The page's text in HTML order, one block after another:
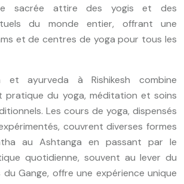
sacrée attire des yogis et des
du monde entier, offrant une
et de centres de yoga pour tous les
et ayurveda à Rishikesh combine
pratique du yoga, méditation et soins
Les cours de yoga, dispensés
couvrent diverses formes
au Ashtanga en passant par le
quotidienne, souvent au lever du
du Gange, offre une expérience unique